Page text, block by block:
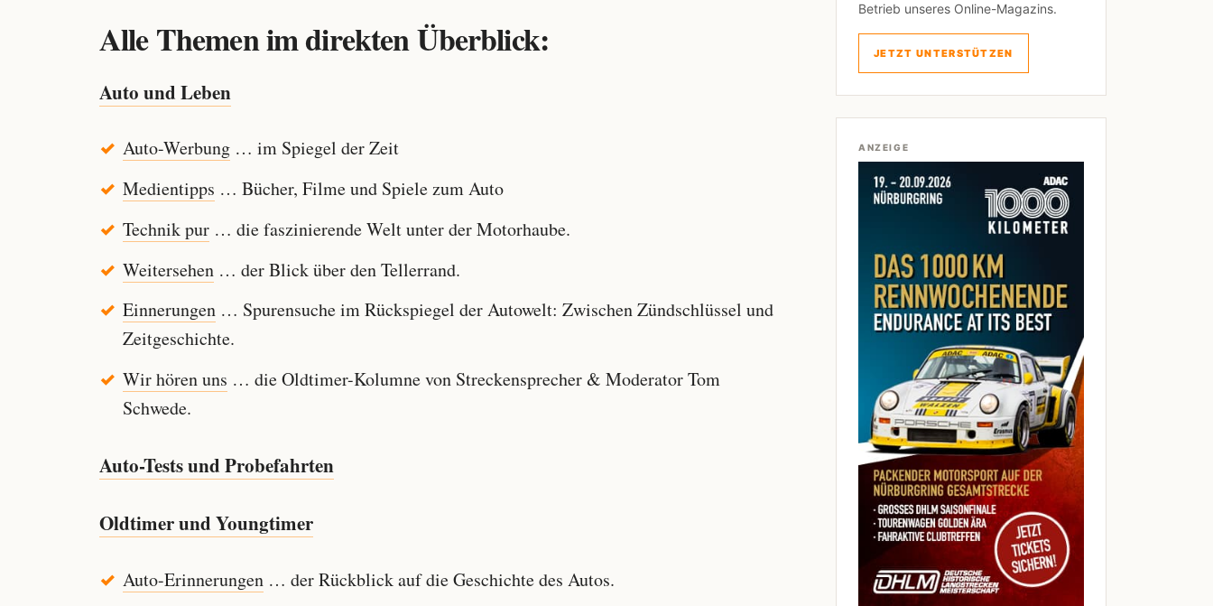
Alle Themen im direkten Überblick:
Auto und Leben
Auto-Werbung… im Spiegel der Zeit
Medientipps … Bücher, Filme und Spiele zum Auto
Technik pur… die faszinierende Welt unter der Motorhaube.
Weitersehen… der Blick über den Tellerrand.
Einnerungen… Spurensuche im Rückspiegel der Autowelt: Zwischen Zündschlüssel und
Zeitgeschichte.
Wir hören uns … die Oldtimer-Kolumne von Streckensprecher & Moderator Tom
Schwede.
Auto-Tests und Probefahrten
Oldtimer und Youngtimer
Auto-Erinnerungen… der Rückblick auf die Geschichte des Autos.
Betrieb unseres Online-Magazins.
JETZT UNTERSTÜTZEN
ANZEIGE